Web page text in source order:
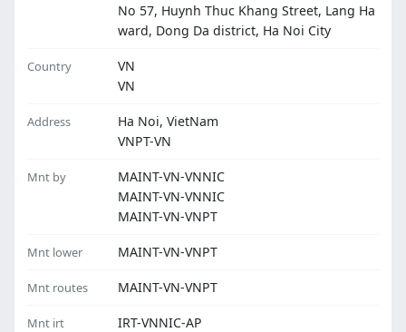
No 57, Huynh Thuc Khang Street, Lang Ha
ward, Dong Da district, Ha Noi City
Country
VN
VN
Address
Ha Noi, VietNam
VNPT-VN
Mnt by
MAINT-VN-VNNIC
MAINT-VN-VNNIC
MAINT-VN-VNPT
Mnt lower MAINT-VN-VNPT
Mnt routes MAINT-VN-VNPT
Mnt irt IRT-VNNIC-AP